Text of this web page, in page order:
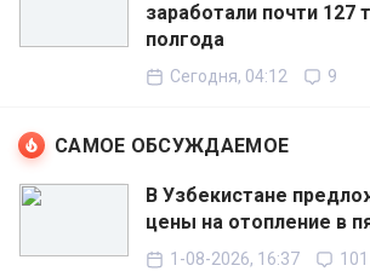
заработали почти 127
полгода
Сегодня, 04:12 9
САМОЕ ОБСУЖДАЕМОЕ
В Узбекистане
цены на отопление в
1-08-2026, 16:37 101